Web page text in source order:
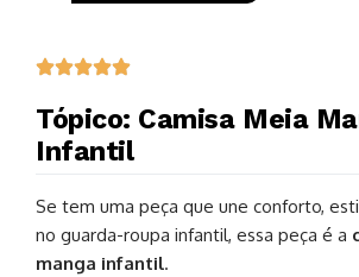
Tópico: Camisa Meia
Infantil
Se tem uma peça que une conforto,
no guarda-roupa infantil, essa peça é a
manga infantil.